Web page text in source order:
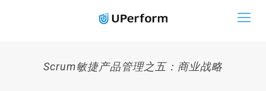
Scrum敏捷产品管理之五：商业战略